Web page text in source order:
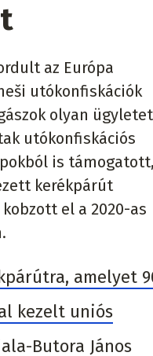
az Európa
utókonfiskációk
olyan ügyletet
utókonfiskációs
is támogatott,
kerékpárút
el a 2020-as
amelyet
kezelt uniós
Butora János